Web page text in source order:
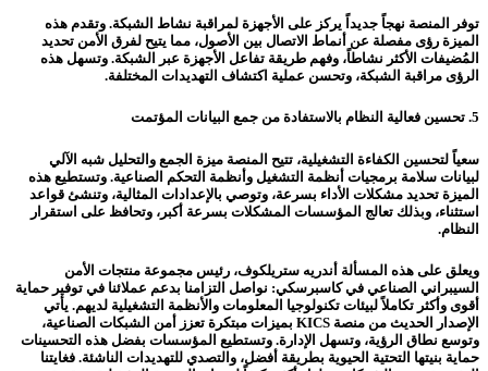
توفر المنصة نهجاً جديداً يركز على الأجهزة لمراقبة نشاط الشبكة. وتقدم هذه
الميزة رؤى مفصلة عن أنماط الاتصال بين الأصول، مما يتيح لفرق الأمن تحديد
المُضيفات الأكثر نشاطاً، وفهم طريقة تفاعل الأجهزة عبر الشبكة. وتسهل هذه
الرؤى مراقبة الشبكة، وتحسن عملية اكتشاف التهديدات المختلفة.
5. تحسين فعالية النظام بالاستفادة من جمع البيانات المؤتمت
سعياً لتحسين الكفاءة التشغيلية، تتيح المنصة ميزة الجمع والتحليل شبه الآلي
لبيانات سلامة برمجيات أنظمة التشغيل وأنظمة التحكم الصناعية. وتستطيع هذه
الميزة تحديد مشكلات الأداء بسرعة، وتوصي بالإعدادات المثالية، وتنشئ قواعد
استثناء، وبذلك تعالج المؤسسات المشكلات بسرعة أكبر، وتحافظ على استقرار
النظام.
ويعلق على هذه المسألة أندريه ستريلكوف، رئيس مجموعة منتجات الأمن
السيبراني الصناعي في كاسبرسكي: نواصل التزامنا بدعم عملائنا في توفير حماية
أقوى وأكثر تكاملاً لبيئات تكنولوجيا المعلومات والأنظمة التشغيلية لديهم. يأتي
الإصدار الحديث من منصة KICS بميزات مبتكرة تعزز أمن الشبكات الصناعية،
وتوسع نطاق الرؤية، وتسهل الإدارة. وتستطيع المؤسسات بفضل هذه التحسينات
حماية بنيتها التحتية الحيوية بطريقة أفضل، والتصدي للتهديدات الناشئة. فغايتنا